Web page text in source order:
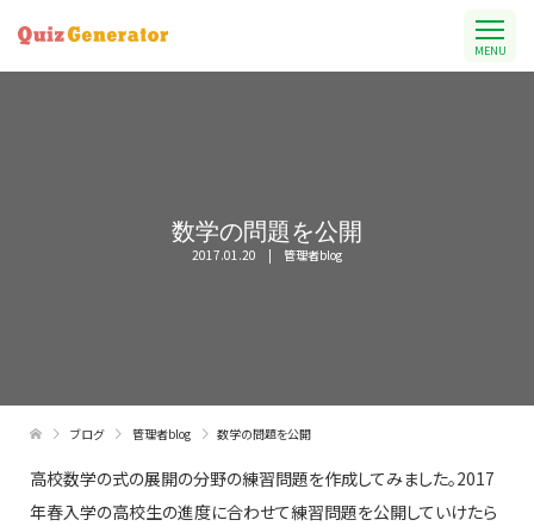
MENU
数学の問題を公開
2017.01.20 管理者blog
ブログ 管理者blog 数学の問題を公開
高校数学の式の展開の分野の練習問題を作成してみました。2017
年春入学の高校生の進度に合わせて練習問題を公開していけたら